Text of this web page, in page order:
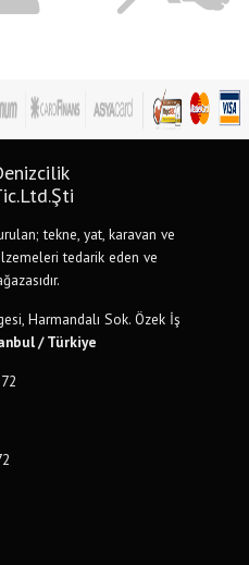
tekne, yat, karavan ve
tedarik eden ve
Harmandalı Sok. Özek İş
/ Türkiye